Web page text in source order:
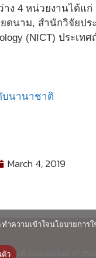
าง 4 หน่วยงานได้แก่
ยดนาม, สำนักวิจัยป
(NICT) ประ
บนานาชาติ
March 4, 2019
อมพิวเตอร์แห่งชาติ 2563
ำความเข้าใจนโยบายก
ว